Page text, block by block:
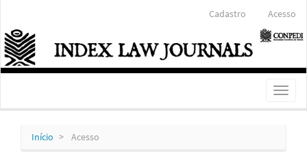
Conteúdo
principal
Barra
Lateral
Cadastro Acesso
Toggle
Início Acesso